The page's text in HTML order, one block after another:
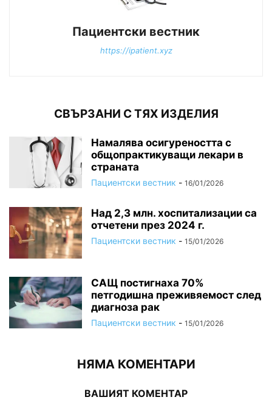
Пациентски вестник
https://ipatient.xyz
СВЪРЗАНИ С ТЯХ ИЗДЕЛИЯ
Намалява осигуреността с
общопрактикуващи лекари в
страната
Пациентски вестник - 16/01/2026
Над 2,3 млн. хоспитализации са
отчетени през 2024 г.
Пациентски вестник - 15/01/2026
САЩ постигнаха 70%
петгодишна преживяемост след
диагноза рак
Пациентски вестник - 15/01/2026
НЯМА КОМЕНТАРИ
ВАШИЯТ КОМЕНТАР